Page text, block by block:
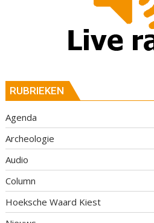
RUBRIEKEN
Agenda
Archeologie
Audio
Column
Hoeksche Waard Kiest